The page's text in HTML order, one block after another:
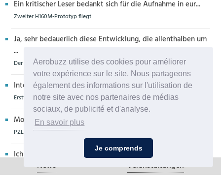
Aerobuzz utilise des cookies pour améliorer
votre expérience sur le site. Nous partageons
également des informations sur l'utilisation de
notre site avec nos partenaires de médias
sociaux, de publicité et d'analyse.
En savoir plus
Je comprends
Ein kritischer Leser bedankt sich für die Aufnahme in eur...
Zweiter H160M-Prototyp fliegt
Ja, sehr bedauerlich diese Entwicklung, die allenthalben um
...
Der Zero-G Airbus in Köln wird zerlegt, die Legende lebt weiter
Interessantes Flugzeug, u. a. weil auch die Propeller der De...
Erstflug der Piper Seminole DX mit DeltaHawk-Motoren
Moin aus Schiffdorf, danke für die Nachricht. Ich meine,da...
PZL Mielec fertigt die ersten S-70 Firehawk
Ich glaube eher,dass dieser Hubschrauber für die Bundeswe
hr...
News Veranstaltungen